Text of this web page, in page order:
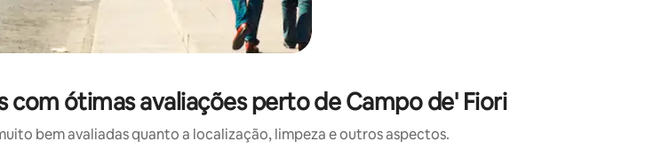
ótimas avaliações perto de Campo de' Fiori
bem avaliadas quanto a localização, limpeza e outros aspectos.